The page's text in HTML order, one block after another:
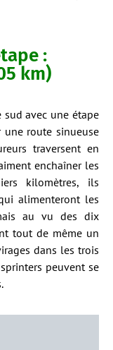
:
km)
avec une étape
route sinueuse
traversent en
enchaîner les
kilomètres, ils
alimenteront les
au vu des dix
tout de même un
dans les trois
peuvent se